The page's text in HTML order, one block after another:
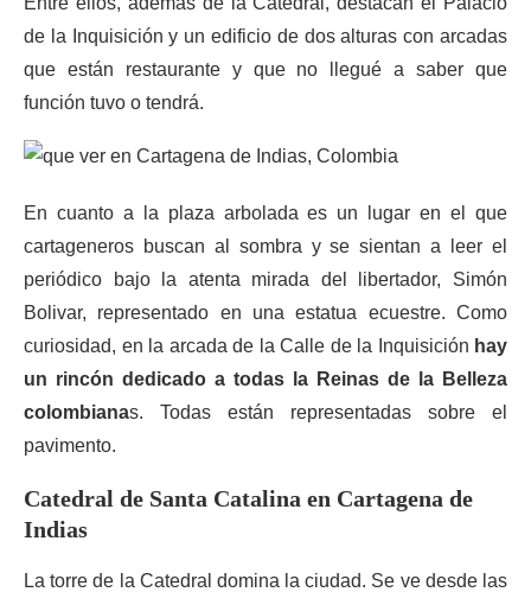
de la Inquisición y un edificio de dos alturas con arcadas
que están restaurante y que no llegué a saber que
función tuvo o tendrá.
En cuanto a la plaza arbolada es un lugar en el que
cartageneros buscan al sombra y se sientan a leer el
periódico bajo la atenta mirada del libertador, Simón
Bolivar, representado en una estatua ecuestre. Como
curiosidad, en la arcada de la Calle de la Inquisición hay
un rincón dedicado a todas la Reinas de la Belleza
colombianas. Todas están representadas sobre el
pavimento.
Catedral de Santa Catalina en Cartagena de
Indias
La torre de la Catedral domina la ciudad. Se ve desde las